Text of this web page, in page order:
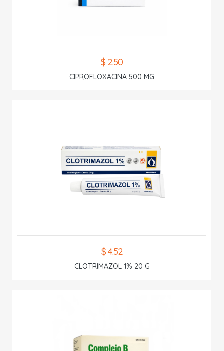
$ 2.50
CIPROFLOXACINA 500 MG
$ 4.52
CLOTRIMAZOL 1% 20 G